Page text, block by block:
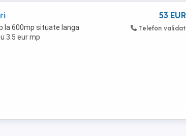
la 600mp situate langa
3.5 eur mp
53 EUR
Telefon validat